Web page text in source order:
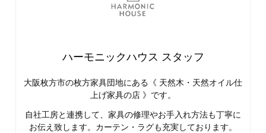
ハーモニックハウス スタッフ
大阪枚方市の枚方家具団地にある《 天然木・天然オイル仕
上げ家具の店 》です。
自社工房と連携して、家具の修理やお手入れ方法も丁寧に
お伝え致します。カーテン・ラグも充実しております。